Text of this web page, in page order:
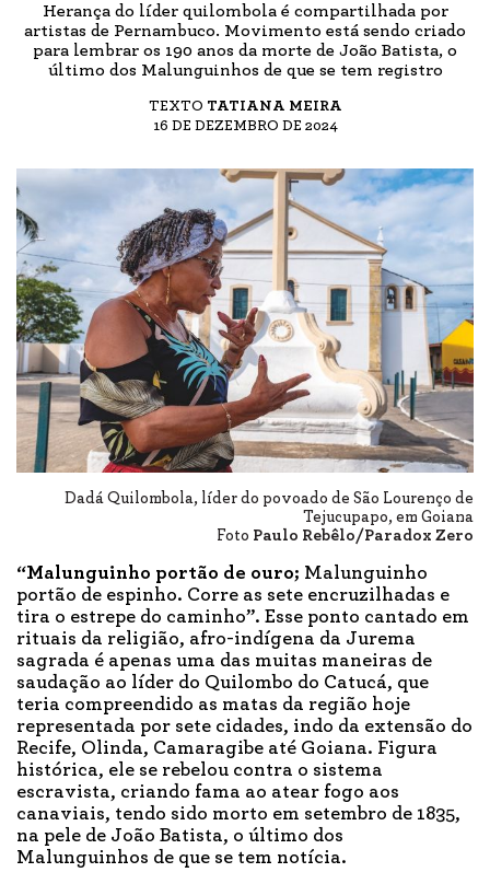
Herança do líder quilombola é compartilhada por
artistas de Pernambuco. Movimento está sendo criado
para lembrar os 190 anos da morte de João Batista, o
último dos Malunguinhos de que se tem registro
TEXTO TATIANA MEIRA
16 DE DEZEMBRO DE 2024
Dadá Quilombola, líder do povoado de São Lourenço de
Tejucupapo, em Goiana
Foto Paulo Rebêlo/Paradox Zero
“Malunguinho portão de ouro; Malunguinho
portão de espinho. Corre as sete encruzilhadas e
tira o estrepe do caminho”. Esse ponto cantado em
rituais da religião, afro-indígena da Jurema
sagrada é apenas uma das muitas maneiras de
saudação ao líder do Quilombo do Catucá, que
teria compreendido as matas da região hoje
representada por sete cidades, indo da extensão do
Recife, Olinda, Camaragibe até Goiana. Figura
histórica, ele se rebelou contra o sistema
escravista, criando fama ao atear fogo aos
canaviais, tendo sido morto em setembro de 1835,
na pele de João Batista, o último dos
Malunguinhos de que se tem notícia.